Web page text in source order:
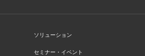
ソリューション
セミナー・イベント